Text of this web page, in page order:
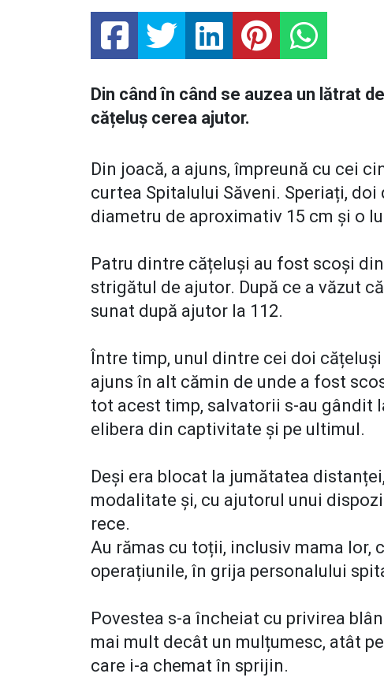
Din când în când se auzea un lătrat
cățeluș cerea ajutor.
Din joacă, a ajuns, împreună cu cei
curtea Spitalului Săveni. Speriați,
diametru de aproximativ 15 cm și o
Patru dintre cățeluși au fost scoși
strigătul de ajutor. După ce a văzut
sunat după ajutor la 112.
Între timp, unul dintre cei doi
ajuns în alt cămin de unde a fost
tot acest timp, salvatorii s-au gândit
elibera din captivitate și pe ultimul.
Deși era blocat la jumătatea
modalitate și, cu ajutorul unui
rece.
Au rămas cu toții, inclusiv mama lor,
operațiunile, în grija personalului
Povestea s-a încheiat cu privirea
mai mult decât un mulțumesc, atât
care i-a chemat în sprijin.